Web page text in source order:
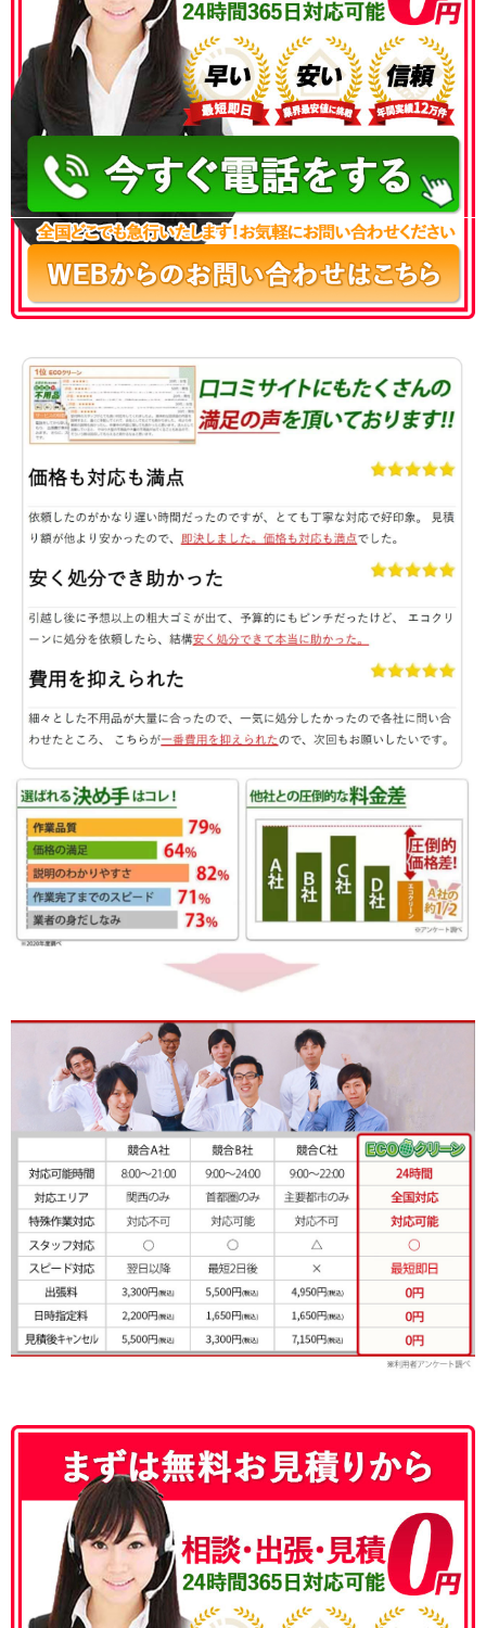
050-3186-4780